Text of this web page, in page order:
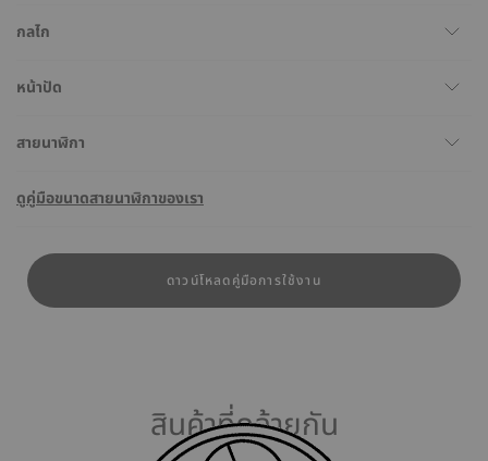
กลไก
หน้าปัด
สายนาฬิกา
ดูคู่มือขนาดสายนาฬิกาของเรา
ดาวน์โหลดคู่มือการใช้งาน
สินค้าที่คล้ายกัน